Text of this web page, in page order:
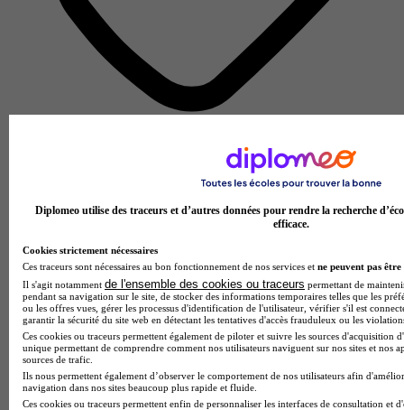
Diplomeo utilise des traceurs et d’autres données pour rendre la recherche
efficace.
Cookies strictement nécessaires
Ces traceurs sont nécessaires au bon fonctionnement de nos services et ne peuvent pas être
Il s'agit notamment de l'ensemble des cookies ou traceurs permettant de
pendant sa navigation sur le site, de stocker des informations temporaires telles que les
ou les offres vues, gérer les processus d'identification de l'utilisateur, vérifier s'il est
garantir la sécurité du site web en détectant les tentatives d'accès frauduleux ou les
Ces cookies ou traceurs permettent également de piloter et suivre les sources d'acquisition
unique permettant de comprendre comment nos utilisateurs naviguent sur nos sites et nos
sources de trafic.
Ils nous permettent également d’observer le comportement de nos utilisateurs afin
navigation dans nos sites beaucoup plus rapide et fluide.
Ces cookies ou traceurs permettent enfin de personnaliser les interfaces de consultation et